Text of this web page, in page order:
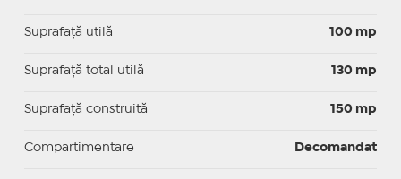
Suprafaţă utilă 100 mp
Suprafaţă total utilă 130 mp
Suprafaţă construită 150 mp
Compartimentare Decomandat